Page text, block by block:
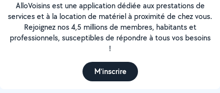
AlloVoisins est une application dédiée aux prestations de
services et à la location de matériel à proximité de chez vous.
Rejoignez nos 4,5 millions de membres, habitants et
professionnels, susceptibles de répondre à tous vos besoins
!
M’inscrire